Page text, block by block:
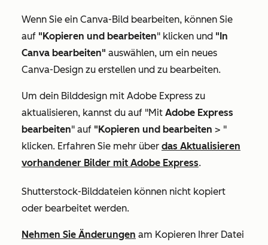
Wenn Sie ein Canva-Bild bearbeiten, können Sie
auf "Kopieren und bearbeiten" klicken und "In
Canva bearbeiten" auswählen, um ein neues
Canva-Design zu erstellen und zu bearbeiten.
Um dein Bilddesign mit Adobe Express zu
aktualisieren, kannst du auf "Mit Adobe Express
bearbeiten" auf "Kopieren und bearbeiten > "
klicken. Erfahren Sie mehr über das Aktualisieren
vorhandener Bilder mit Adobe Express.
Shutterstock-Bilddateien können nicht kopiert
oder bearbeitet werden.
Nehmen Sie Änderungen am Kopieren Ihrer Datei